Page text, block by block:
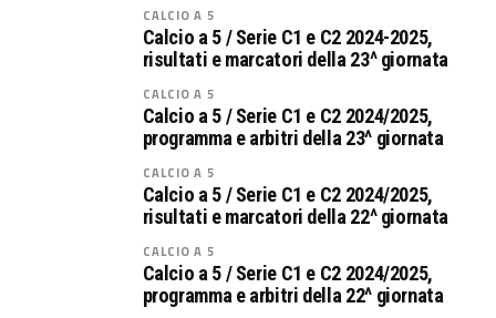
CALCIO A 5
Calcio a 5 / Serie C1 e C2 2024-2025,
risultati e marcatori della 23^ giornata
CALCIO A 5
Calcio a 5 / Serie C1 e C2 2024/2025,
programma e arbitri della 23^ giornata
CALCIO A 5
Calcio a 5 / Serie C1 e C2 2024/2025,
risultati e marcatori della 22^ giornata
CALCIO A 5
Calcio a 5 / Serie C1 e C2 2024/2025,
programma e arbitri della 22^ giornata